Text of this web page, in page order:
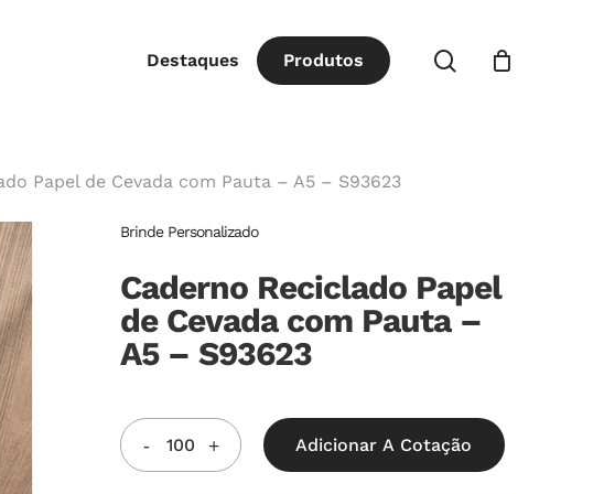
Destaques Produtos procurar
Papel de Cevada com Pauta – A5 – S93623
Brinde Personalizado
Caderno Reciclado Papel
de Cevada com Pauta –
A5 – S93623
Adicionar A Cotação